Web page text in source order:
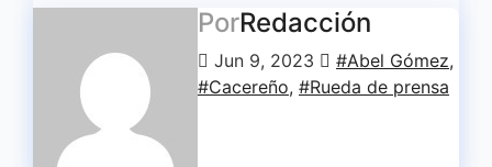
PorRedacción
Jun 9, 2023 #Abel Gómez,
#Cacereño, #Rueda de prensa